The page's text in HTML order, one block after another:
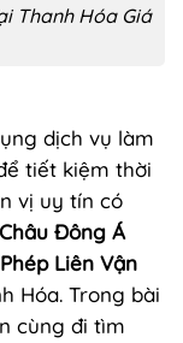
Thanh Hóa Giá
dịch vụ làm
tiết kiệm thời
vị uy tín có
Đông Á
Liên Vận
Hóa. Trong bài
cùng đi tìm